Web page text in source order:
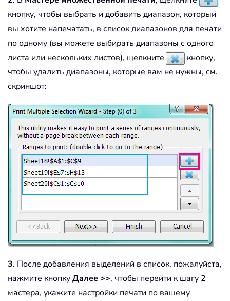
кнопку, чтобы выбрать и добавить диапазон, который
вы хотите напечатать, в список диапазонов для печати
по одному (вы можете выбирать диапазоны с одного
листа или нескольких листов), щелкните
кнопку,
чтобы удалить диапазоны, которые вам не нужны, см.
скриншот:
3. После добавления выделений в список, пожалуйста,
нажмите кнопкуДалее >>, чтобы перейти к шагу 2
мастера, укажите настройки печати по вашему